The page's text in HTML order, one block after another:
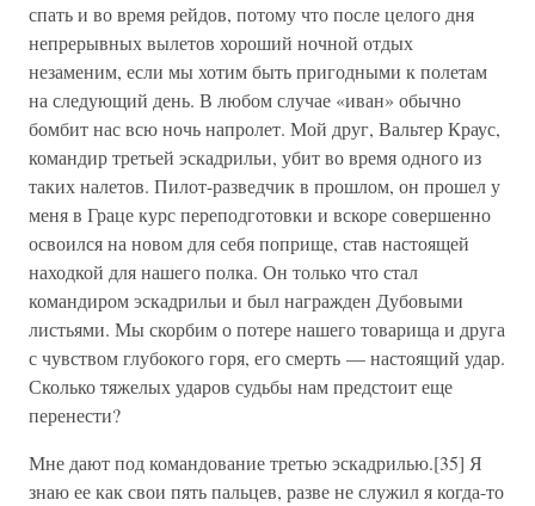
спать и во время рейдов, потому что после целого дня
непрерывных вылетов хороший ночной отдых
незаменим, если мы хотим быть пригодными к полетам
на следующий день. В любом случае «иван» обычно
бомбит нас всю ночь напролет. Мой друг, Вальтер Краус,
командир третьей эскадрильи, убит во время одного из
таких налетов. Пилот-разведчик в прошлом, он прошел у
меня в Граце курс переподготовки и вскоре совершенно
освоился на новом для себя поприще, став настоящей
находкой для нашего полка. Он только что стал
командиром эскадрильи и был награжден Дубовыми
листьями. Мы скорбим о потере нашего товарища и друга
с чувством глубокого горя, его смерть — настоящий удар.
Сколько тяжелых ударов судьбы нам предстоит еще
перенести?
Мне дают под командование третью эскадрилью.[35] Я
знаю ее как свои пять пальцев, разве не служил я когда-то